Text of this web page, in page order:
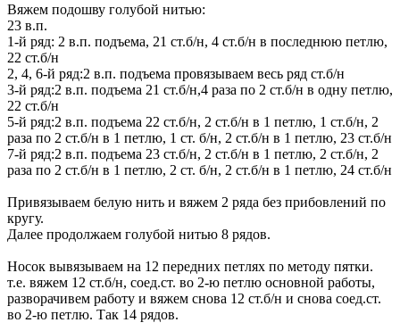
Вяжем подошву голубой нитью:
23 в.п.
1-й ряд: 2 в.п. подъема, 21 ст.б/н, 4 ст.б/н в последнюю петлю,
22 ст.б/н
2, 4, 6-й ряд:2 в.п. подъема провязываем весь ряд ст.б/н
3-й ряд:2 в.п. подъема 21 ст.б/н,4 раза по 2 ст.б/н в одну петлю,
22 ст.б/н
5-й ряд:2 в.п. подъема 22 ст.б/н, 2 ст.б/н в 1 петлю, 1 ст.б/н, 2
раза по 2 ст.б/н в 1 петлю, 1 ст. б/н, 2 ст.б/н в 1 петлю, 23 ст.б/н
7-й ряд:2 в.п. подъема 23 ст.б/н, 2 ст.б/н в 1 петлю, 2 ст.б/н, 2
раза по 2 ст.б/н в 1 петлю, 2 ст. б/н, 2 ст.б/н в 1 петлю, 24 ст.б/н
Привязываем белую нить и вяжем 2 ряда без прибовлений по
кругу.
Далее продолжаем голубой нитью 8 рядов.
Носок вывязываем на 12 передних петлях по методу пятки.
т.е. вяжем 12 ст.б/н, соед.ст. во 2-ю петлю основной работы,
разворачивем работу и вяжем снова 12 ст.б/н и снова соед.ст.
во 2-ю петлю. Так 14 рядов.